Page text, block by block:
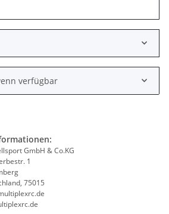
verfügbar
GmbH & Co.KG
1
75015